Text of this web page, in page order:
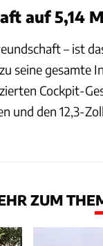
auf 5,14
– ist
seine gesamte
Cockpit-
und den 12,3-
ZUM